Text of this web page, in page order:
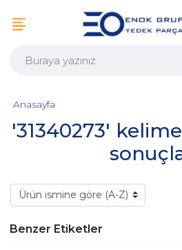
'31340273'
Anasayfa
Benzer Etiketler